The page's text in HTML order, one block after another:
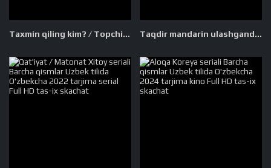
Taxmin qiling kim? / Topchi kim? Uzbek tilida O'zbekcha 2005 tarjima kino Full HD tas-ix skachat Taqdir mandarin ulashganda Koreya Netflix seriali Barcha qismlar Uzbek tilida O'zbekcha 2025 tarjima serial Full HD tas-ix skachat